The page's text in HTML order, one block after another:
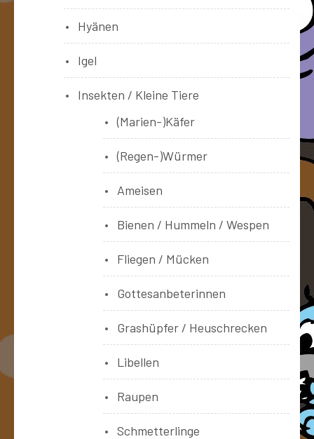
Hyänen
Igel
Insekten / Kleine Tiere
(Marien-)Käfer
(Regen-)Würmer
Ameisen
Bienen / Hummeln / Wespen
Fliegen / Mücken
Gottesanbeterinnen
Grashüpfer / Heuschrecken
Libellen
Raupen
Schmetterlinge